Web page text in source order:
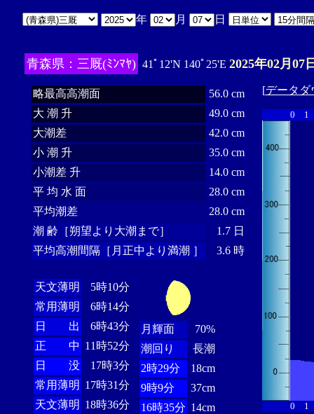
年 月 日
青森県：三厩(ﾐﾝﾏﾔ) 41ﾟ12'N 140ﾟ25'E 2025年02月07
略最高高潮面
56.0 cm
大 潮 升
49.0 cm
大潮差
42.0 cm
小 潮 升
35.0 cm
小潮差 升
14.0 cm
平 均 水 面
28.0 cm
平均潮差
28.0 cm
潮 齢［朔望より大潮まで］
1.7 日
平均高潮間隔［月正中より満潮 ］
3.6 時
天文薄明
5時10分
常用薄明
6時14分
日 出
6時43分
正 中 11時52分
日 没
17時3分
常用薄明 17時31分
天文薄明 18時36分
月輝面
70%
潮回り
長潮
2時29分
18cm
9時9分
37cm
16時35分 14cm
[データダ
0 1
0 1